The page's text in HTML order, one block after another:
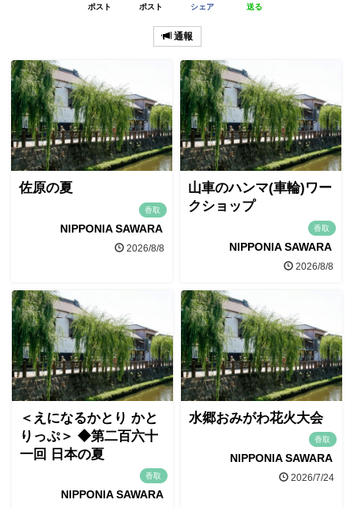
ポスト ポスト シェア 送る
通報
佐原の夏
香取
NIPPONIA SAWARA
2026/8/8
山車のハンマ(車輪)ワー
クショップ
香取
NIPPONIA SAWARA
2026/8/8
＜えになるかとり かと
りっぷ＞ ◆第二百六十
一回 日本の夏
香取
NIPPONIA SAWARA
水郷おみがわ花火大会
香取
NIPPONIA SAWARA
2026/7/24